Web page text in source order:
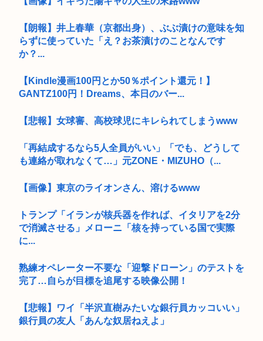
【朗報】井上春華（京都出身）、ぶぶ漬けの意味を知
らずに使っていた「え？お茶漬けのことなんです
か？...
【Kindle漫画100円とか50％ポイント還元！】
GANTZ100円！Dreams、本日のバー...
【悲報】女球審、高校球児にキレられてしまうwww
「再結成するなら5人全員がいい」「でも、どうして
も連絡が取れなくて…」元ZONE・MIZUHO（...
【画像】東京のライオンさん、溶けるwww
トランプ「イランが核兵器を作れば、イタリアを2分
で消滅させる」メローニ「核を持っている国で実際
に...
熟練オペレーター不要な「迎撃ドローン」のテストを
完了…自らが目標を追尾する映像公開！
【悲報】ワイ「半沢直樹みたいな銀行員カッコいい」
銀行員の友人「あんな奴居ねえよ」